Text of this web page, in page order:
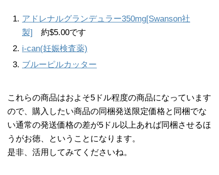
アドレナルグランデュラー350mg[Swanson社
製] 約$5.00です
i-can(妊娠検査薬)
ブルーピルカッター
これらの商品はおよそ5ドル程度の商品になっています
ので、購入したい商品の同梱発送限定価格と同梱でな
い通常の発送価格の差が5ドル以上あれば同梱させるほ
うがお徳、ということになります。
是非、活用してみてくださいね。